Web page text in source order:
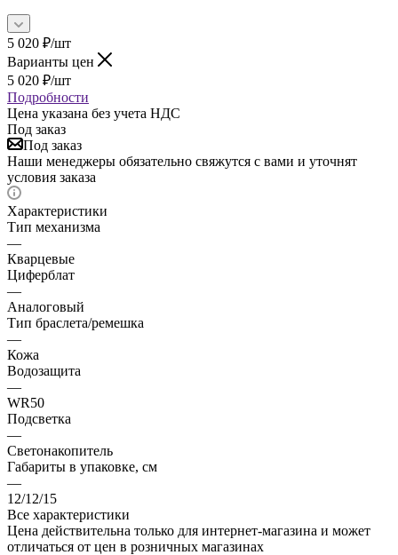
5 020 ₽/шт
Варианты цен
5 020 ₽/шт
Подробности
Цена указана без учета НДС
Под заказ
Под заказ
Наши менеджеры обязательно свяжутся с вами и уточнят
условия заказа
Характеристики
Тип механизма
—
Кварцевые
Циферблат
—
Аналоговый
Тип браслета/ремешка
—
Кожа
Водозащита
—
WR50
Подсветка
—
Светонакопитель
Габариты в упаковке, см
—
12/12/15
Все характеристики
Цена действительна только для интернет-магазина и может
отличаться от цен в розничных магазинах